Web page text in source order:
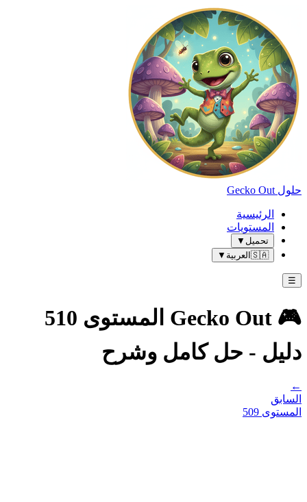
حلول Gecko Out
الرئيسية
المستويات
تحميل ▼
🇸🇦 العربية ▼
☰
🎮 Gecko Out المستوى 510
دليل - حل كامل وشرح
←
السابق
المستوى 509